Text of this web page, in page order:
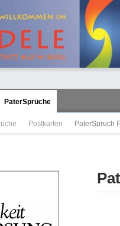
PaterSprüche
Postkarten PaterSpruch